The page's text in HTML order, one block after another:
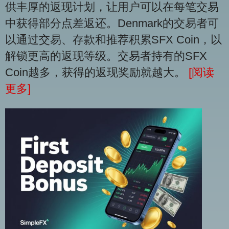
供丰厚的返现计划，让用户可以在每笔交易
中获得部分点差返还。Denmark的交易者可
以通过交易、存款和推荐积累SFX Coin，以
解锁更高的返现等级。交易者持有的SFX
Coin越多，获得的返现奖励就越大。 [阅读
更多]